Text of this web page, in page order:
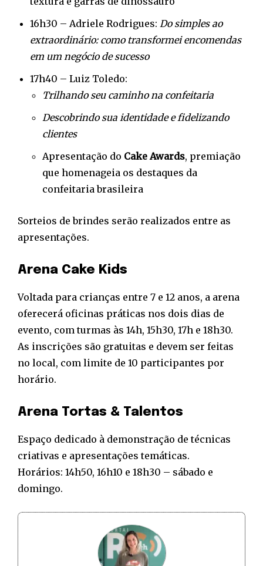
16h30 – Adriele Rodrigues: Do simples ao
extraordinário: como transformei encomendas
em um negócio de sucesso
17h40 – Luiz Toledo:
Trilhando seu caminho na confeitaria
Descobrindo sua identidade e fidelizando
clientes
Apresentação do Cake Awards, premiação
que homenageia os destaques da
confeitaria brasileira
Sorteios de brindes serão realizados entre as
apresentações.
Arena Cake Kids
Voltada para crianças entre 7 e 12 anos, a arena
oferecerá oficinas práticas nos dois dias de
evento, com turmas às 14h, 15h30, 17h e 18h30.
As inscrições são gratuitas e devem ser feitas
no local, com limite de 10 participantes por
horário.
Arena Tortas & Talentos
Espaço dedicado à demonstração de técnicas
criativas e apresentações temáticas.
Horários: 14h50, 16h10 e 18h30 – sábado e
domingo.